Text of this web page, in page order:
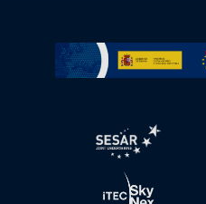
Ir a Plan de
abre en